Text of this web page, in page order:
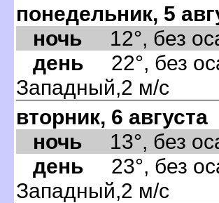
понедельник, 5
ночь 12°, без
день 22°, без
Западный,2 м/с
вторник, 6 августа
ночь 13°, без
день 23°, без
Западный,2 м/с